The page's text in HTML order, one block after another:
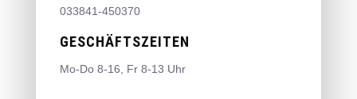
033841-450370
GESCHÄFTSZEITEN
Mo-Do 8-16, Fr 8-13 Uhr